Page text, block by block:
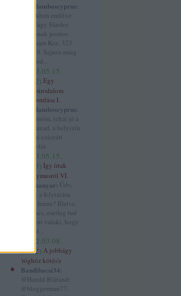
Haralamboscyprus:
A cikkben említve
van Nagy Sándor
halálának pontos
dátumam Kr.e. 323
jun. 10. Sajnos máig
nem tud...
2023.05.15.
05:12 ) Egy
világbirodalom
összeomlása I.
Haralamboscyprus:
Köszönöm, tehát jó a
17. század, a helyszín
a bécsi császári
könyvtár.
2023.05.15.
04:43 ) Így írtak
Anonymusról VI.
hajtűkanyar: Üdv,
ennek a folytatása
merre lenne? Illetve,
ha nincs, esetleg tud
segíteni valaki, hogy
Szt. Ist...
2022.03.08.
11:52 ) A jobbágy
'röghöz kötés'e
Bandibacsi34:
@Harald Blåtand:
@bloggerman77: